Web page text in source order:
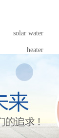
solar water
heater